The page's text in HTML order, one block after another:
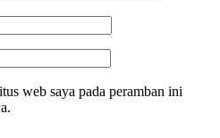
web saya pada peramban ini